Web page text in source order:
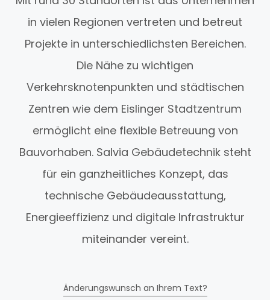
in vielen Regionen vertreten und betreut
Projekte in unterschiedlichsten Bereichen.
Die Nähe zu wichtigen
Verkehrsknotenpunkten und städtischen
Zentren wie dem Eislinger Stadtzentrum
ermöglicht eine flexible Betreuung von
Bauvorhaben. Salvia Gebäudetechnik steht
für ein ganzheitliches Konzept, das
technische Gebäudeausstattung,
Energieeffizienz und digitale Infrastruktur
miteinander vereint.
Änderungswunsch an Ihrem Text?